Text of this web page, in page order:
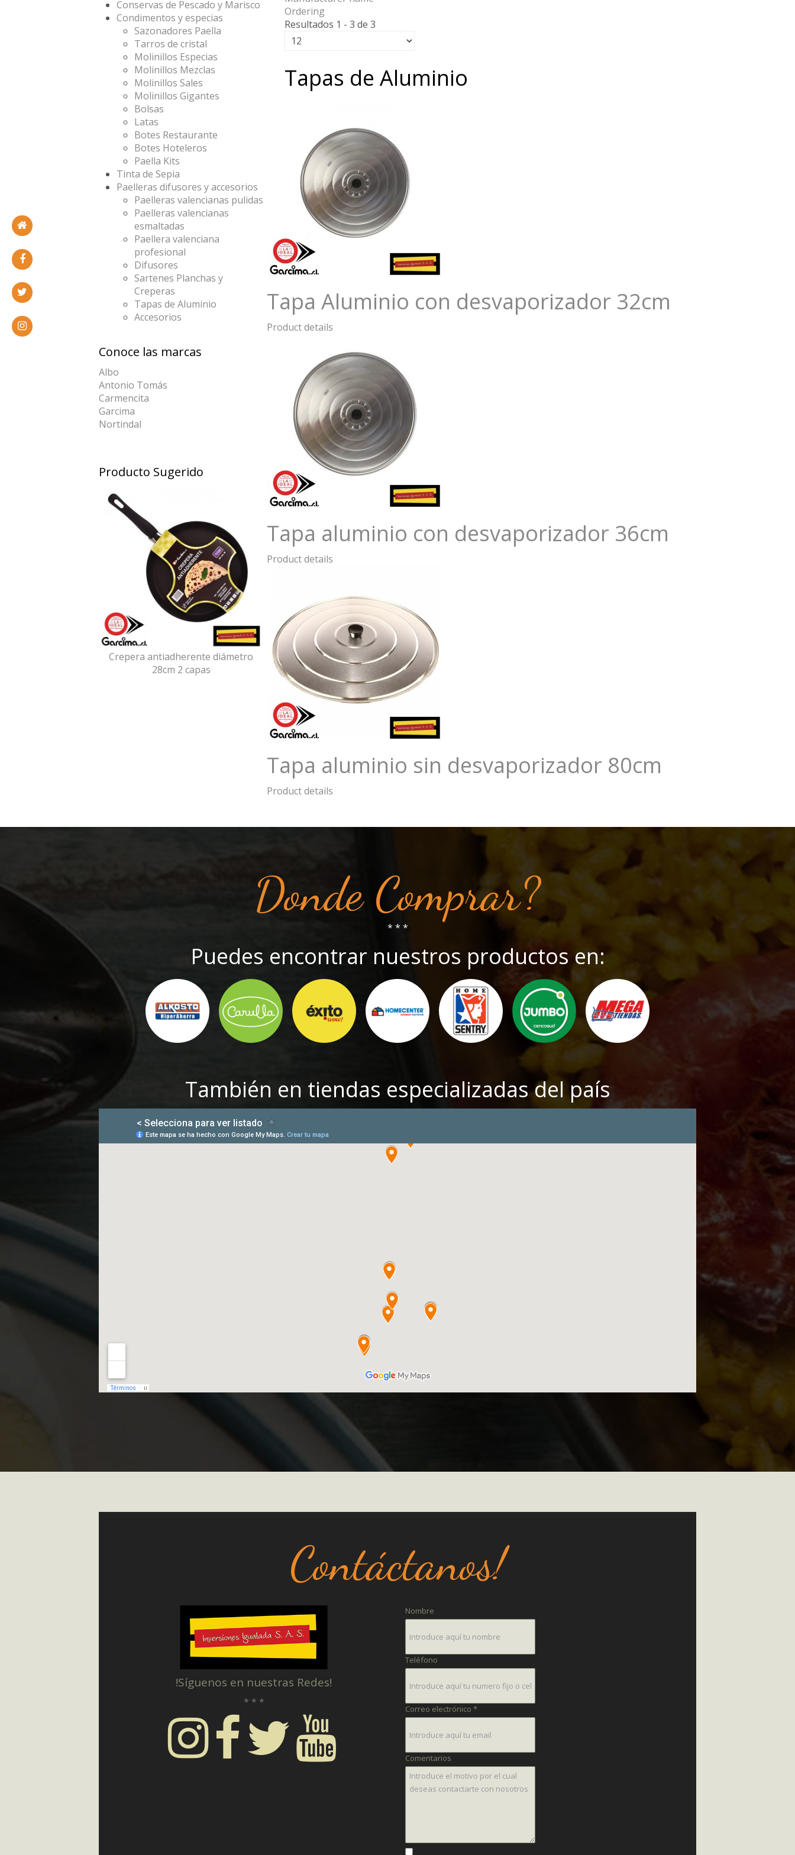
Ordering
Resultados 1 - 3 de 3
Tapas de Aluminio
Tapa Aluminio con desvaporizador 32cm
Product details
Tapa aluminio con desvaporizador 36cm
Product details
Tapa aluminio sin desvaporizador 80cm
Product details
Conservas de Pescado y Marisco
Condimentos y especias
Sazonadores Paella
Tarros de cristal
Molinillos Especias
Molinillos Mezclas
Molinillos Sales
Molinillos Gigantes
Bolsas
Latas
Botes Restaurante
Botes Hoteleros
Paella Kits
Tinta de Sepia
Paelleras difusores y accesorios
Paelleras valencianas pulidas
Paelleras valencianas
esmaltadas
Paellera valenciana
profesional
Difusores
Sartenes Planchas y
Creperas
Tapas de Aluminio
Accesorios
Conoce las marcas
Albo
Antonio Tomás
Carmencita
Garcima
Nortindal
Producto Sugerido
Crepera antiadherente diámetro
28cm 2 capas
Donde Comprar?
* * *
Puedes encontrar nuestros productos en:
También en tiendas especializadas del país
Contáctanos!
!Síguenos en nuestras Redes!
* * *
Nombre
Teléfono
Correo electrónico *
Comentarios